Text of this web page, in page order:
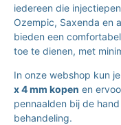
iedereen die
Ozempic, Saxenda en
bieden een
toe te dienen, met
In onze webshop kun
x 4 mm kopen en
pennaalden bij de
behandeling.